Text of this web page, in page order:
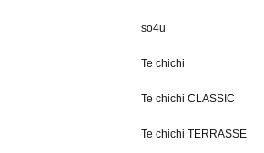
sō4ū
Te chichi
Te chichi CLASSIC
Te chichi TERRASSE